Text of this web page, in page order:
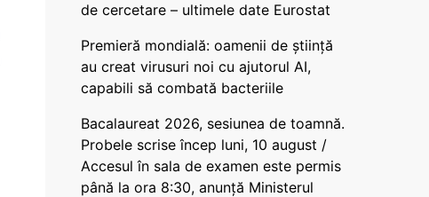
de cercetare – ultimele date Eurostat
Premieră mondială: oamenii de știință
au creat virusuri noi cu ajutorul AI,
capabili să combată bacteriile
Bacalaureat 2026, sesiunea de toamnă.
Probele scrise încep luni, 10 august /
Accesul în sala de examen este permis
până la ora 8:30, anunță Ministerul